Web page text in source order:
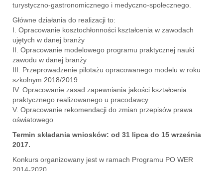
turystyczno-gastronomicznego i medyczno-społecznego.
Główne działania do realizacji to:
I. Opracowanie kosztochłonności kształcenia w zawodach
ujętych w danej branży
II. Opracowanie modelowego programu praktycznej nauki
zawodu w danej branży
III. Przeprowadzenie pilotażu opracowanego modelu w roku
szkolnym 2018/2019
IV. Opracowanie zasad zapewniania jakości kształcenia
praktycznego realizowanego u pracodawcy
V. Opracowanie rekomendacji do zmian przepisów prawa
oświatowego
Termin składania wniosków: od 31 lipca do 15 września
2017.
Konkurs organizowany jest w ramach Programu PO WER
2014-2020.